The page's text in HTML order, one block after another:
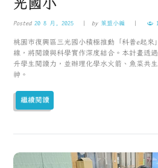
Posted 20 8 月, 2025 by 策盟小編
桃園市復興區三光國小積極推動「科普e起
線，將閱讀與科學實作深度結合。本計畫透
升學生閱讀力，並辦理化學水火箭、魚菜共
神。
繼續閱讀